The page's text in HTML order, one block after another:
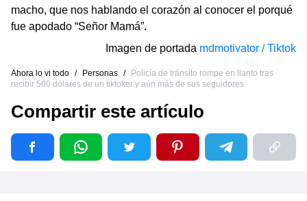
macho, que nos hablando el corazón al conocer el porqué
fue apodado “Señor Mamá”.
Imagen de portada mdmotivator / Tiktok
Ahora lo vi todo / Personas /
Policía de tránsito rompe en llanto tras
recibir 500 dólares de un tiktoker y aún más de sus seguidores
Compartir este artículo